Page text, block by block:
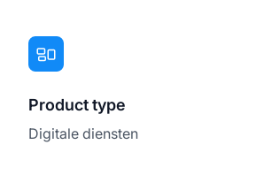
Product type
Digitale diensten